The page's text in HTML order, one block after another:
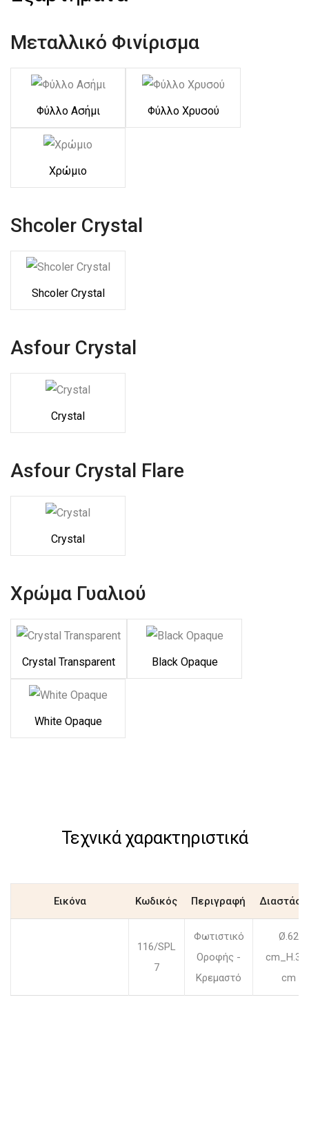
Μεταλλικό Φινίρισμα
Φύλλο Ασήμι Φύλλο Χρυσού
Χρώμιο
Shcoler Crystal
Shcoler Crystal
Asfour Crystal
Crystal
Asfour Crystal Flare
Crystal
Χρώμα Γυαλιού
Crystal Transparent Black Opaque
White Opaque
Τεχνικά χαρακτηριστικά
Εικόνα Κωδικός Περιγραφή
116/SPL
7
Φωτιστικό
Οροφής -
Κρεμαστό
Ø.62
cm